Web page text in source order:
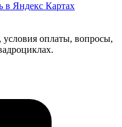
в Яндекс Картах
условия оплаты, вопросы,